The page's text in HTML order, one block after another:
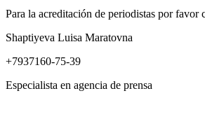
Para la acreditación de periodistas por favor
Shaptiyeva Luisa Maratovna
+7937160-75-39
Especialista en agencia de prensa